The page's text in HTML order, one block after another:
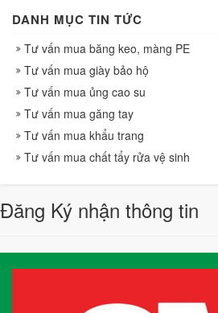
DANH MỤC TIN TỨC
Tư vấn mua băng keo, màng PE
Tư vấn mua giày bảo hộ
Tư vấn mua ủng cao su
Tư vấn mua găng tay
Tư vấn mua khẩu trang
Tư vấn mua chất tẩy rửa vệ sinh
Đăng Ký nhận thông tin